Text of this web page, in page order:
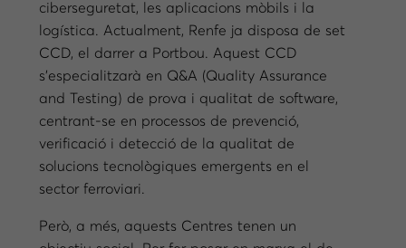
ciberseguretat, les aplicacions mòbils i la
logística. Actualment, Renfe ja disposa de set
CCD, el darrer a Portbou. Aquest CCD
s’especialitzarà en Q&A (Quality Assurance
and Testing) de prova i qualitat de software,
centrant-se en processos de prevenció,
verificació i detecció de la qualitat de
solucions tecnològiques emergents en el
sector ferroviari.
Però, a més, aquests Centres tenen un